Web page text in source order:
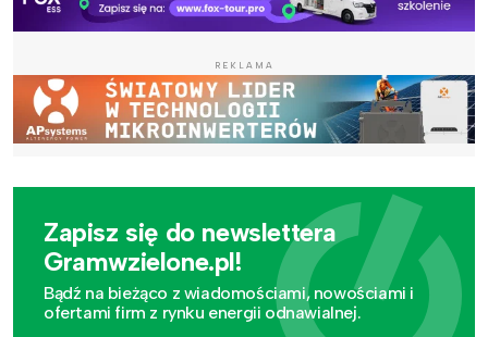
REKLAMA
Zapisz się do newslettera
Gramwzielone.pl!
Bądź na bieżąco z wiadomościami, nowościami i
ofertami firm z rynku energii odnawialnej.